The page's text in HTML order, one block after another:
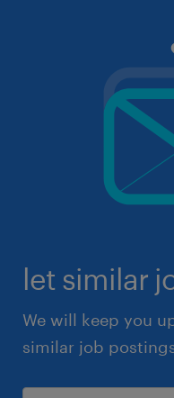
let similar
We will keep you
similar job